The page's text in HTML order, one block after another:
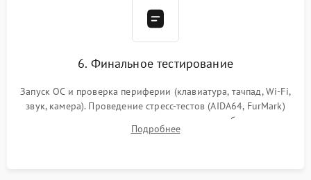
6. Финальное тестирование
Запуск ОС и проверка периферии (клавиатура, тачпад, Wi-Fi,
звук, камера). Проведение стресс-тестов (AIDA64, FurMark)
для контроля температурного режима и стабильности
системы под пиковой нагрузкой.
Подробнее